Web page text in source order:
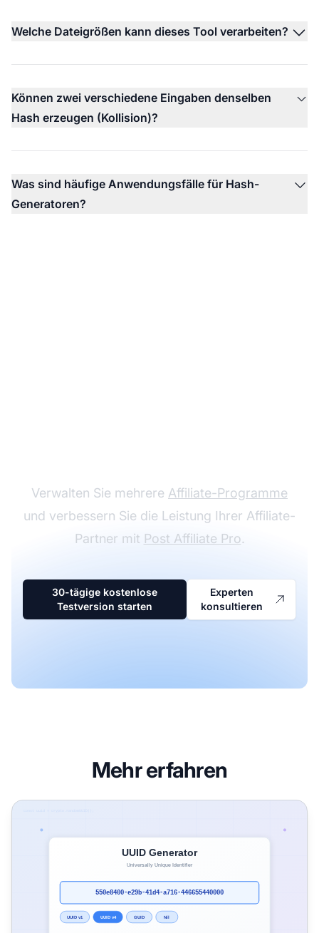
Welche Dateigrößen kann dieses Tool verarbeiten?
Können zwei verschiedene Eingaben denselben
Hash erzeugen (Kollision)?
Was sind häufige Anwendungsfälle für Hash-
Generatoren?
Verwalten Sie mehrere Affiliate-Programme
und verbessern Sie die Leistung Ihrer Affiliate-
Partner mit Post Affiliate Pro.
30-tägige kostenlose
Testversion starten
Experten
konsultieren
Mehr erfahren
UUID Generator - UUIDs & GUIDs Online Generieren